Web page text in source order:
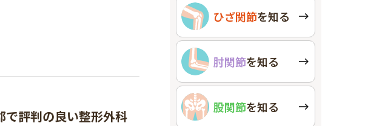
で評判の良い整形外科
ひざ関節を知る
肘関節を知る
股関節を知る